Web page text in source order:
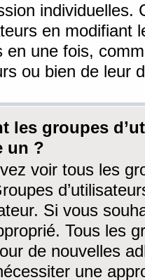
individuelles.
en modifiant
en une fois,
ou bien de leur
les groupes
un ?
voir tous les
Si vous
Tous les
de nouvelles
une